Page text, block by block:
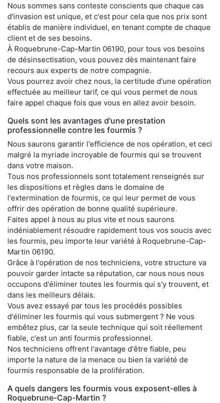
Nous sommes sans conteste conscients que chaque cas
d'invasion est unique, et c'est pour cela que nos prix sont
établis de manière individuel, en tenant compte de chaque
client et de ses besoins.
À Roquebrune-Cap-Martin 06190, pour tous vos besoins
de désinsectisation, vous pouvez dès maintenant faire
recours aux experts de notre compagnie.
Vous pourrez avoir chez nous, la certitude d'une opération
effectuée au meilleur tarif, ce qui vous permet de nous
faire appel chaque fois que vous en allez avoir besoin.
Quels sont les avantages d'une prestation
professionnelle contre les fourmis ?
Nous saurons garantir l'efficience de nos opération, et ceci
malgré la myriade incroyable de fourmis qui se trouvent
dans votre maison.
Tous nos professionnels sont totalement renseignés sur
les dispositions et règles dans le domaine de
l'extermination de fourmis, ce qui leur permet de vous
offrir des opération de bonne qualité supérieure.
Faites appel à nous au plus vite et nous saurons
indéniablement résoudre rapidement tous vos soucis avec
les fourmis, peu importe leur variété à Roquebrune-Cap-
Martin 06190.
Grâce à l'opération de nos techniciens, votre structure va
pouvoir garder intacte sa réputation, car nous nous nous
occupons d'éliminer toutes les fourmis qui s'y trouvent, et
dans les meilleurs délais.
Vous avez essayé par tous les procédés possibles
d'éliminer les fourmis qui vous submergent ? Ne vous
embêtez plus, car la seule technique qui soit réellement
fiable, c'est un anti fourmis professionnel.
Nos techniciens offrent l'avantage d'être fiable, peu
importe la nature de la menace ou bien la variété de
fourmis responsable de la prolifération.
A quels dangers les fourmis vous exposent-elles à
Roquebrune-Cap-Martin ?